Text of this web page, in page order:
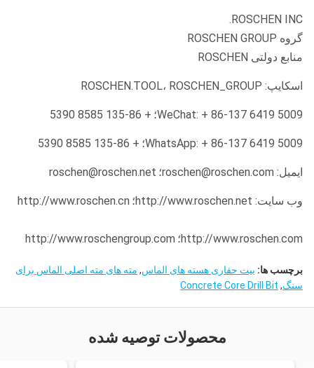
ROSCHEN INC.
گروه ROSCHEN GROUP
منابع دولتی ROSCHEN
اسکایپ: ROSCHEN.TOOL، ROSCHEN_GROUP
WeChat: + 86-137 6419 5009؛ + 86-135 8585 5390
WhatsApp: + 86-137 6419 5009؛ + 86-135 8585 5390
ایمیل: roschen@roschen.com؛ roschen@roschen.net
وب سایت: http://www.roschen.net؛ http://www.roschen.cn
http://www.roschen.com؛ http://www.roschengroup.com
برچسب ها: بیت حفاری هسته های الماس, مته های مته اصلی الماس برای
سنگ,
Concrete Core Drill Bit
محصولات توصیه شده